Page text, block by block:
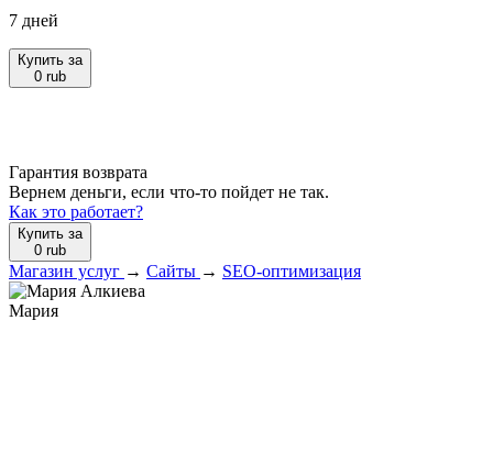
7 дней
Купить за
0 rub
Гарантия возврата
Вернем деньги, если что-то пойдет не так.
Как это работает?
Купить за
0 rub
Магазин услуг → Сайты → SEO-оптимизация
Мария